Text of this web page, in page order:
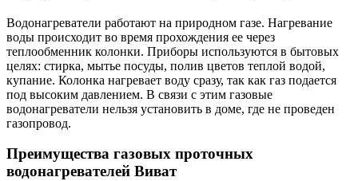
Водонагреватели работают на природном газе. Нагревание
воды происходит во время прохождения ее через
теплообменник колонки. Приборы используются в бытовых
целях: стирка, мытье посуды, полив цветов теплой водой,
купание. Колонка нагревает воду сразу, так как газ подается
под высоким давлением. В связи с этим газовые
водонагреватели нельзя установить в доме, где не проведен
газопровод.
Преимущества газовых проточных
водонагревателей Виват